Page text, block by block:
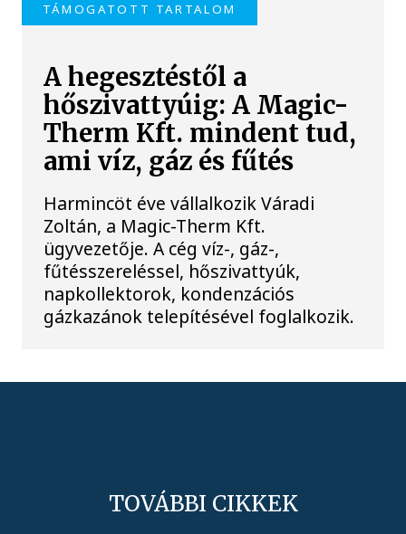
TÁMOGATOTT TARTALOM
A hegesztéstől a
hőszivattyúig: A Magic-
Therm Kft. mindent tud,
ami víz, gáz és fűtés
Harmincöt éve vállalkozik Váradi
Zoltán, a Magic-Therm Kft.
ügyvezetője. A cég víz-, gáz-,
fűtésszereléssel, hőszivattyúk,
napkollektorok, kondenzációs
gázkazánok telepítésével foglalkozik.
TOVÁBBI CIKKEK